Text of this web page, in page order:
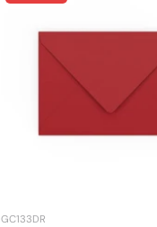
GC133DR